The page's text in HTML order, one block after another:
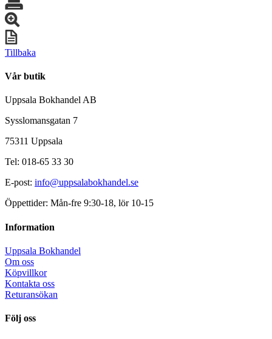
Tillbaka
Vår butik
Uppsala Bokhandel AB
Sysslomansgatan 7
75311 Uppsala
Tel: 018-65 33 30
E-post: info@uppsalabokhandel.se
Öppettider: Mån-fre 9:30-18, lör 10-15
Information
Uppsala Bokhandel
Om oss
Köpvillkor
Kontakta oss
Returansökan
Följ oss